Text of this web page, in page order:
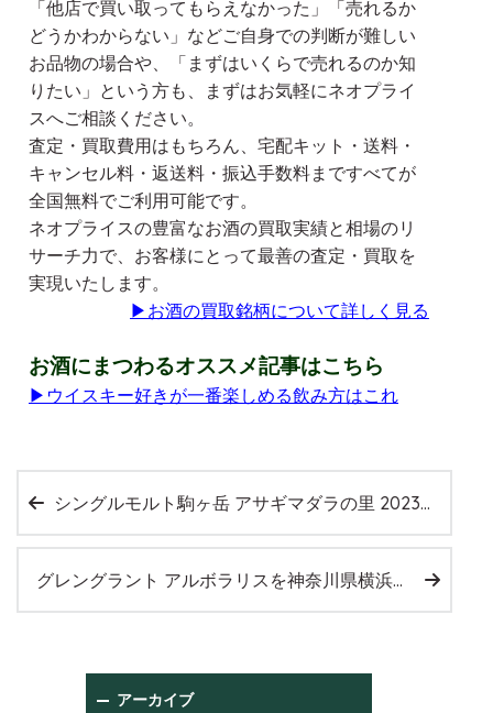
「他店で買い取ってもらえなかった」「売れるか
どうかわからない」などご自身での判断が難しい
お品物の場合や、「まずはいくらで売れるのか知
りたい」という方も、まずはお気軽にネオプライ
スへご相談ください。
査定・買取費用はもちろん、宅配キット・送料・
キャンセル料・返送料・振込手数料まですべてが
全国無料でご利用可能です。
ネオプライスの豊富なお酒の買取実績と相場のリ
サーチ力で、お客様にとって最善の査定・買取を
実現いたします。
▶ お酒の買取銘柄について詳しく見る
お酒にまつわるオススメ記事はこちら
▶ウイスキー好きが一番楽しめる飲み方はこれ
シングルモルト駒ヶ岳 アサギマダラの里 2023を大阪府四條畷市のお客様より店頭買取いたしました。
グレングラント アルボラリスを神奈川県横浜市のお客様より宅配買取させていただきました。
アーカイブ